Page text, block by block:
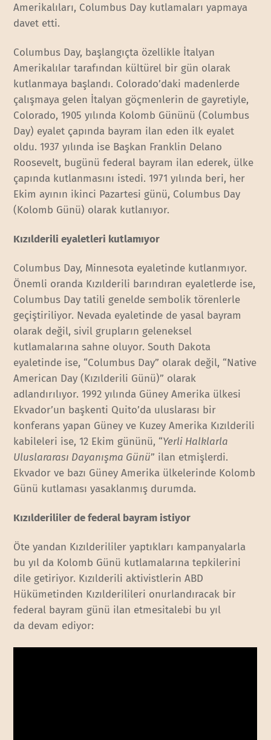
Amerikalıları, Columbus Day kutlamaları yapmaya
davet etti.
Columbus Day, başlangıçta özellikle İtalyan
Amerikalılar tarafından kültürel bir gün olarak
kutlanmaya başlandı. Colorado’daki madenlerde
çalışmaya gelen İtalyan göçmenlerin de gayretiyle,
Colorado, 1905 yılında Kolomb Gününü (Columbus
Day) eyalet çapında bayram ilan eden ilk eyalet
oldu. 1937 yılında ise Başkan Franklin Delano
Roosevelt, bugünü federal bayram ilan ederek, ülke
çapında kutlanmasını istedi. 1971 yılında beri, her
Ekim ayının ikinci Pazartesi günü, Columbus Day
(Kolomb Günü) olarak kutlanıyor.
Kızılderili eyaletleri kutlamıyor
Columbus Day, Minnesota eyaletinde kutlanmıyor.
Önemli oranda Kızılderili barındıran eyaletlerde ise,
Columbus Day tatili genelde sembolik törenlerle
geçiştiriliyor. Nevada eyaletinde de yasal bayram
olarak değil, sivil grupların geleneksel
kutlamalarına sahne oluyor. South Dakota
eyaletinde ise, “Columbus Day” olarak değil, “Native
American Day (Kızılderili Günü)” olarak
adlandırılıyor. 1992 yılında Güney Amerika ülkesi
Ekvador’un başkenti Quito’da uluslarası bir
konferans yapan Güney ve Kuzey Amerika Kızılderili
kabileleri ise, 12 Ekim gününü, “Yerli Halklarla
Uluslararası Dayanışma Günü” ilan etmişlerdi.
Ekvador ve bazı Güney Amerika ülkelerinde Kolomb
Günü kutlaması yasaklanmış durumda.
Kızılderililer de federal bayram istiyor
Öte yandan Kızılderililer yaptıkları kampanyalarla
bu yıl da Kolomb Günü kutlamalarına tepkilerini
dile getiriyor. Kızılderili aktivistlerin ABD
Hükümetinden Kızılderilileri onurlandıracak bir
federal bayram günü ilan etmesitalebi bu yıl
da devam ediyor: